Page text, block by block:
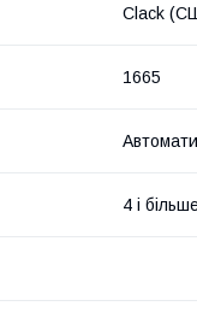
Clack
1665
4 і